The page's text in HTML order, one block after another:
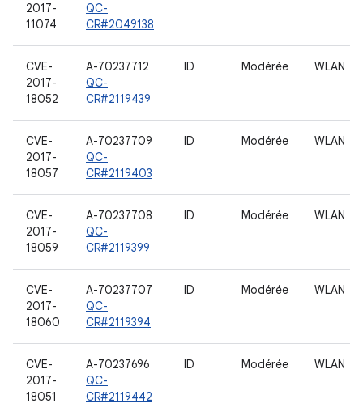
2017-
11074
QC-
CR#2049138
CVE-
2017-
18052
A-70237712
QC-
CR#2119439
ID Modérée WLAN
CVE-
2017-
18057
A-70237709
QC-
CR#2119403
ID Modérée WLAN
CVE-
2017-
18059
A-70237708
QC-
CR#2119399
ID Modérée WLAN
CVE-
2017-
18060
A-70237707
QC-
CR#2119394
ID Modérée WLAN
CVE-
2017-
18051
A-70237696
QC-
CR#2119442
ID Modérée WLAN